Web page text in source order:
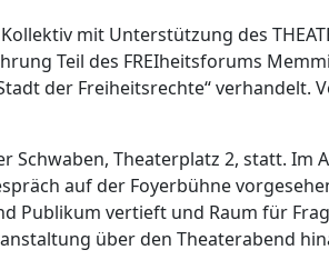
mit Unterstützung des
Teil des FREIheitsforums
der Freiheitsrechte“ verhandelt.
Schwaben, Theaterplatz 2, statt. Im
auf der Foyerbühne
Publikum vertieft und Raum für
über den Theaterabend